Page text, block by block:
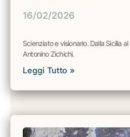
16/02/2026
Scienziato e visionario. Dalla Sicilia
Antonino Zichichi.
Leggi Tutto »